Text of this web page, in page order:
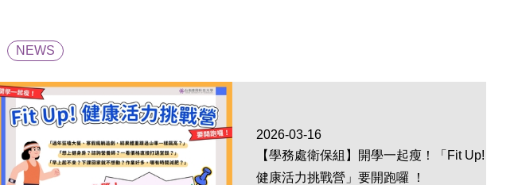
NEWS
2026-03-16
【學務處衛保組】開學一起瘦！「Fit Up!
健康活力挑戰營」要開跑囉 ！